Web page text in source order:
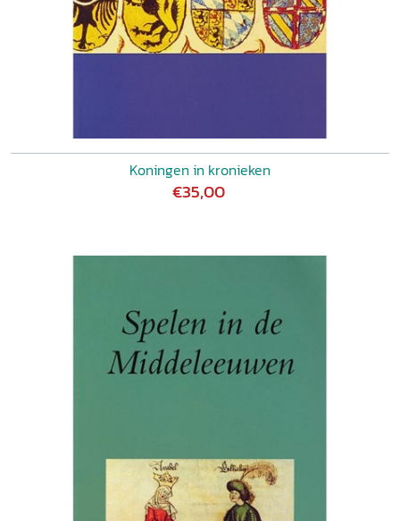
Koningen in kronieken
€35,00